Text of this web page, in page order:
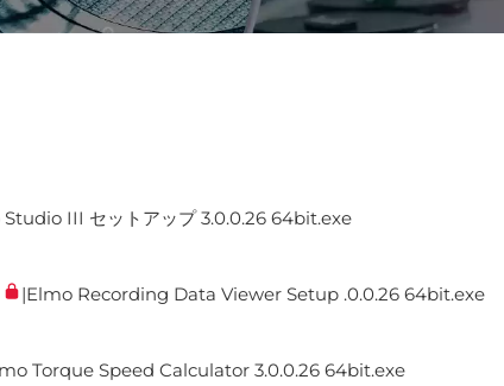
III セットアップ 3.0.0.26 64bit.exe
|Elmo Recording Data Viewer Setup .0.0.26 64bit.exe
Torque Speed Calculator 3.0.0.26 64bit.exe